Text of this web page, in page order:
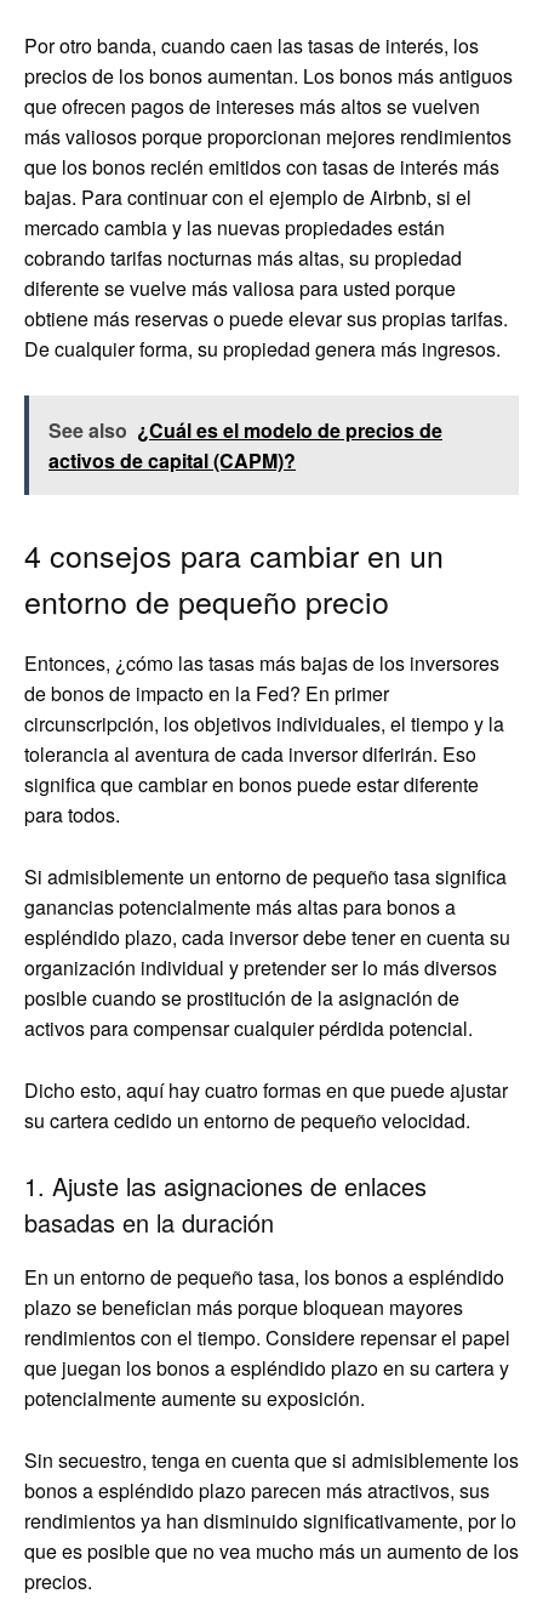
Por otro banda, cuando caen las tasas de interés, los
precios de los bonos aumentan. Los bonos más antiguos
que ofrecen pagos de intereses más altos se vuelven
más valiosos porque proporcionan mejores rendimientos
que los bonos recién emitidos con tasas de interés más
bajas. Para continuar con el ejemplo de Airbnb, si el
mercado cambia y las nuevas propiedades están
cobrando tarifas nocturnas más altas, su propiedad
diferente se vuelve más valiosa para usted porque
obtiene más reservas o puede elevar sus propias tarifas.
De cualquier forma, su propiedad genera más ingresos.
See also ¿Cuál es el modelo de precios de
activos de capital (CAPM)?
4 consejos para cambiar en un
entorno de pequeño precio
Entonces, ¿cómo las tasas más bajas de los inversores
de bonos de impacto en la Fed? En primer
circunscripción, los objetivos individuales, el tiempo y la
tolerancia al aventura de cada inversor diferirán. Eso
significa que cambiar en bonos puede estar diferente
para todos.
Si admisiblemente un entorno de pequeño tasa significa
ganancias potencialmente más altas para bonos a
espléndido plazo, cada inversor debe tener en cuenta su
organización individual y pretender ser lo más diversos
posible cuando se prostitución de la asignación de
activos para compensar cualquier pérdida potencial.
Dicho esto, aquí hay cuatro formas en que puede ajustar
su cartera cedido un entorno de pequeño velocidad.
1. Ajuste las asignaciones de enlaces
basadas en la duración
En un entorno de pequeño tasa, los bonos a espléndido
plazo se benefician más porque bloquean mayores
rendimientos con el tiempo. Considere repensar el papel
que juegan los bonos a espléndido plazo en su cartera y
potencialmente aumente su exposición.
Sin secuestro, tenga en cuenta que si admisiblemente los
bonos a espléndido plazo parecen más atractivos, sus
rendimientos ya han disminuido significativamente, por lo
que es posible que no vea mucho más un aumento de los
precios.